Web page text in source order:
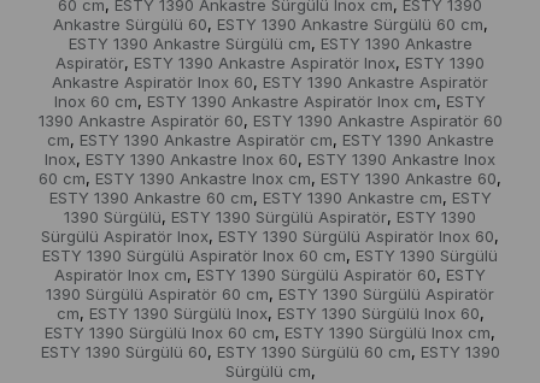
60 cm, ESTY 1390 Ankastre Sürgülü Inox cm, ESTY 1390
Ankastre Sürgülü 60, ESTY 1390 Ankastre Sürgülü 60 cm,
ESTY 1390 Ankastre Sürgülü cm, ESTY 1390 Ankastre
Aspiratör, ESTY 1390 Ankastre Aspiratör Inox, ESTY 1390
Ankastre Aspiratör Inox 60, ESTY 1390 Ankastre Aspiratör
Inox 60 cm, ESTY 1390 Ankastre Aspiratör Inox cm, ESTY
1390 Ankastre Aspiratör 60, ESTY 1390 Ankastre Aspiratör 60
cm, ESTY 1390 Ankastre Aspiratör cm, ESTY 1390 Ankastre
Inox, ESTY 1390 Ankastre Inox 60, ESTY 1390 Ankastre Inox
60 cm, ESTY 1390 Ankastre Inox cm, ESTY 1390 Ankastre 60,
ESTY 1390 Ankastre 60 cm, ESTY 1390 Ankastre cm, ESTY
1390 Sürgülü, ESTY 1390 Sürgülü Aspiratör, ESTY 1390
Sürgülü Aspiratör Inox, ESTY 1390 Sürgülü Aspiratör Inox 60,
ESTY 1390 Sürgülü Aspiratör Inox 60 cm, ESTY 1390 Sürgülü
Aspiratör Inox cm, ESTY 1390 Sürgülü Aspiratör 60, ESTY
1390 Sürgülü Aspiratör 60 cm, ESTY 1390 Sürgülü Aspiratör
cm, ESTY 1390 Sürgülü Inox, ESTY 1390 Sürgülü Inox 60,
ESTY 1390 Sürgülü Inox 60 cm, ESTY 1390 Sürgülü Inox cm,
ESTY 1390 Sürgülü 60, ESTY 1390 Sürgülü 60 cm, ESTY 1390
Sürgülü cm,